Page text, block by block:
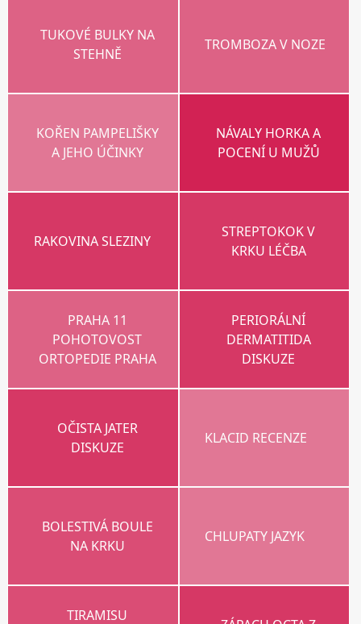
TUKOVÉ BULKY NA
STEHNĚ
TROMBOZA V NOZE
KOŘEN PAMPELIŠKY
A JEHO ÚČINKY
NÁVALY HORKA A
POCENÍ U MUŽŮ
RAKOVINA SLEZINY
STREPTOKOK V
KRKU LÉČBA
PRAHA 11
POHOTOVOST
ORTOPEDIE PRAHA
PERIORÁLNÍ
DERMATITIDA
DISKUZE
OČISTA JATER
DISKUZE
KLACID RECENZE
BOLESTIVÁ BOULE
NA KRKU
CHLUPATY JAZYK
TIRAMISU